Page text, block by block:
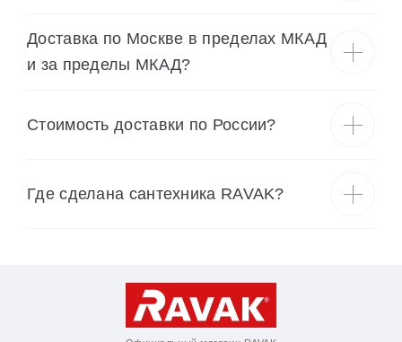
Доставка по Москве в пределах МКАД
и за пределы МКАД?
Cтоимость доставки по России?
Где сделана сантехника RAVAK?